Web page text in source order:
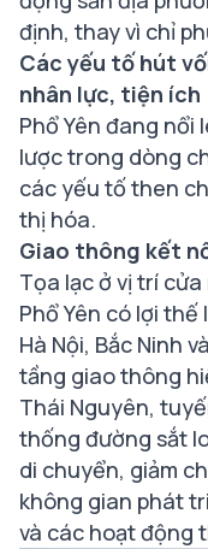
định, thay vì chỉ
Các yếu tố hút
nhân lực, tiện ích
Phổ Yên đang nổi
lược trong dòng
các yếu tố then
thị hóa.
Giao thông kết
Tọa lạc ở vị trí
Phổ Yên có lợi
Hà Nội, Bắc Ninh
tầng giao thông
Thái Nguyên,
thống đường sắt
di chuyển, giảm
không gian phát
và các hoạt động